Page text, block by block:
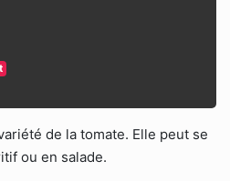
de la tomate. Elle peut se
ou en salade.